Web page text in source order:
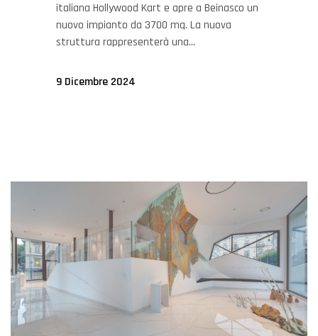
italiana Hollywood Kart e apre a Beinasco un
nuovo impianto da 3700 mq. La nuova
struttura rappresenterà una...
9 Dicembre 2024